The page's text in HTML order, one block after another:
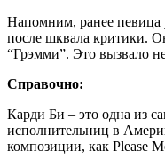
Напомним, ранее певица
после шквала критики.
“Грэмми”. Это вызвало
Справочно:
Карди Би – это одна из
исполнительниц в
композиции, как Please